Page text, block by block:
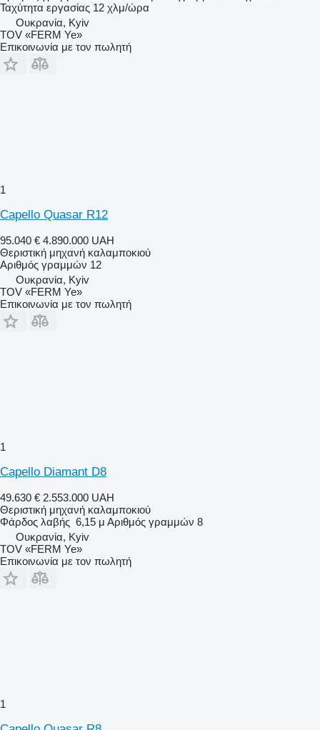
Ταχύτητα εργασίας 12 χλμ/ώρα
Ουκρανία, Kyiv
TOV «FERM Ye»
Επικοινωνία με τον πωλητή
1
Capello Quasar R12
95.040 € 4.890.000 UAH
Θεριστική μηχανή καλαμποκιού
Αριθμός γραμμών 12
Ουκρανία, Kyiv
TOV «FERM Ye»
Επικοινωνία με τον πωλητή
1
Capello Diamant D8
49.630 € 2.553.000 UAH
Θεριστική μηχανή καλαμποκιού
Φάρδος λαβής 6,15 μ Αριθμός γραμμών 8
Ουκρανία, Kyiv
TOV «FERM Ye»
Επικοινωνία με τον πωλητή
1